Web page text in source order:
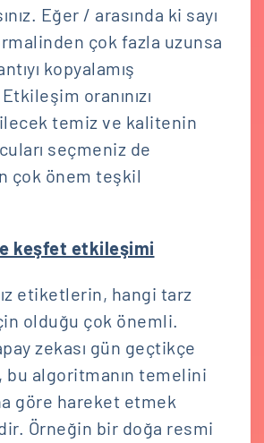
Eğer / arasında ki sayı
çok fazla uzunsa
kopyalamış
oranınızı
temiz ve kalitenin
seçmeniz de
çok önem teşkil
keşfet etkileşimi
etiketlerin, hangi tarz
olduğu çok önemli.
zekası gün geçtikçe
algoritmanın temelini
göre hareket etmek
Örneğin bir doğa resmi